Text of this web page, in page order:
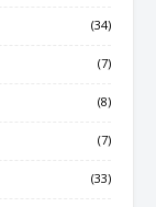
(34)
(7)
(8)
(7)
(33)